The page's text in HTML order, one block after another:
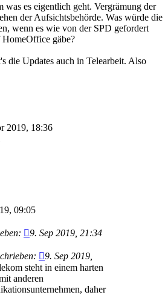
was es eigentlich geht. Vergrämung der
der Aufsichtsbehörde. Was würde die
wenn es wie von der SPD gefordert
HomeOffice gäbe?
die Updates auch in Telearbeit. Also
2019, 18:36
09:05
9. Sep 2019, 21:34
9. Sep 2019,
steht in einem harten
anderen
daher